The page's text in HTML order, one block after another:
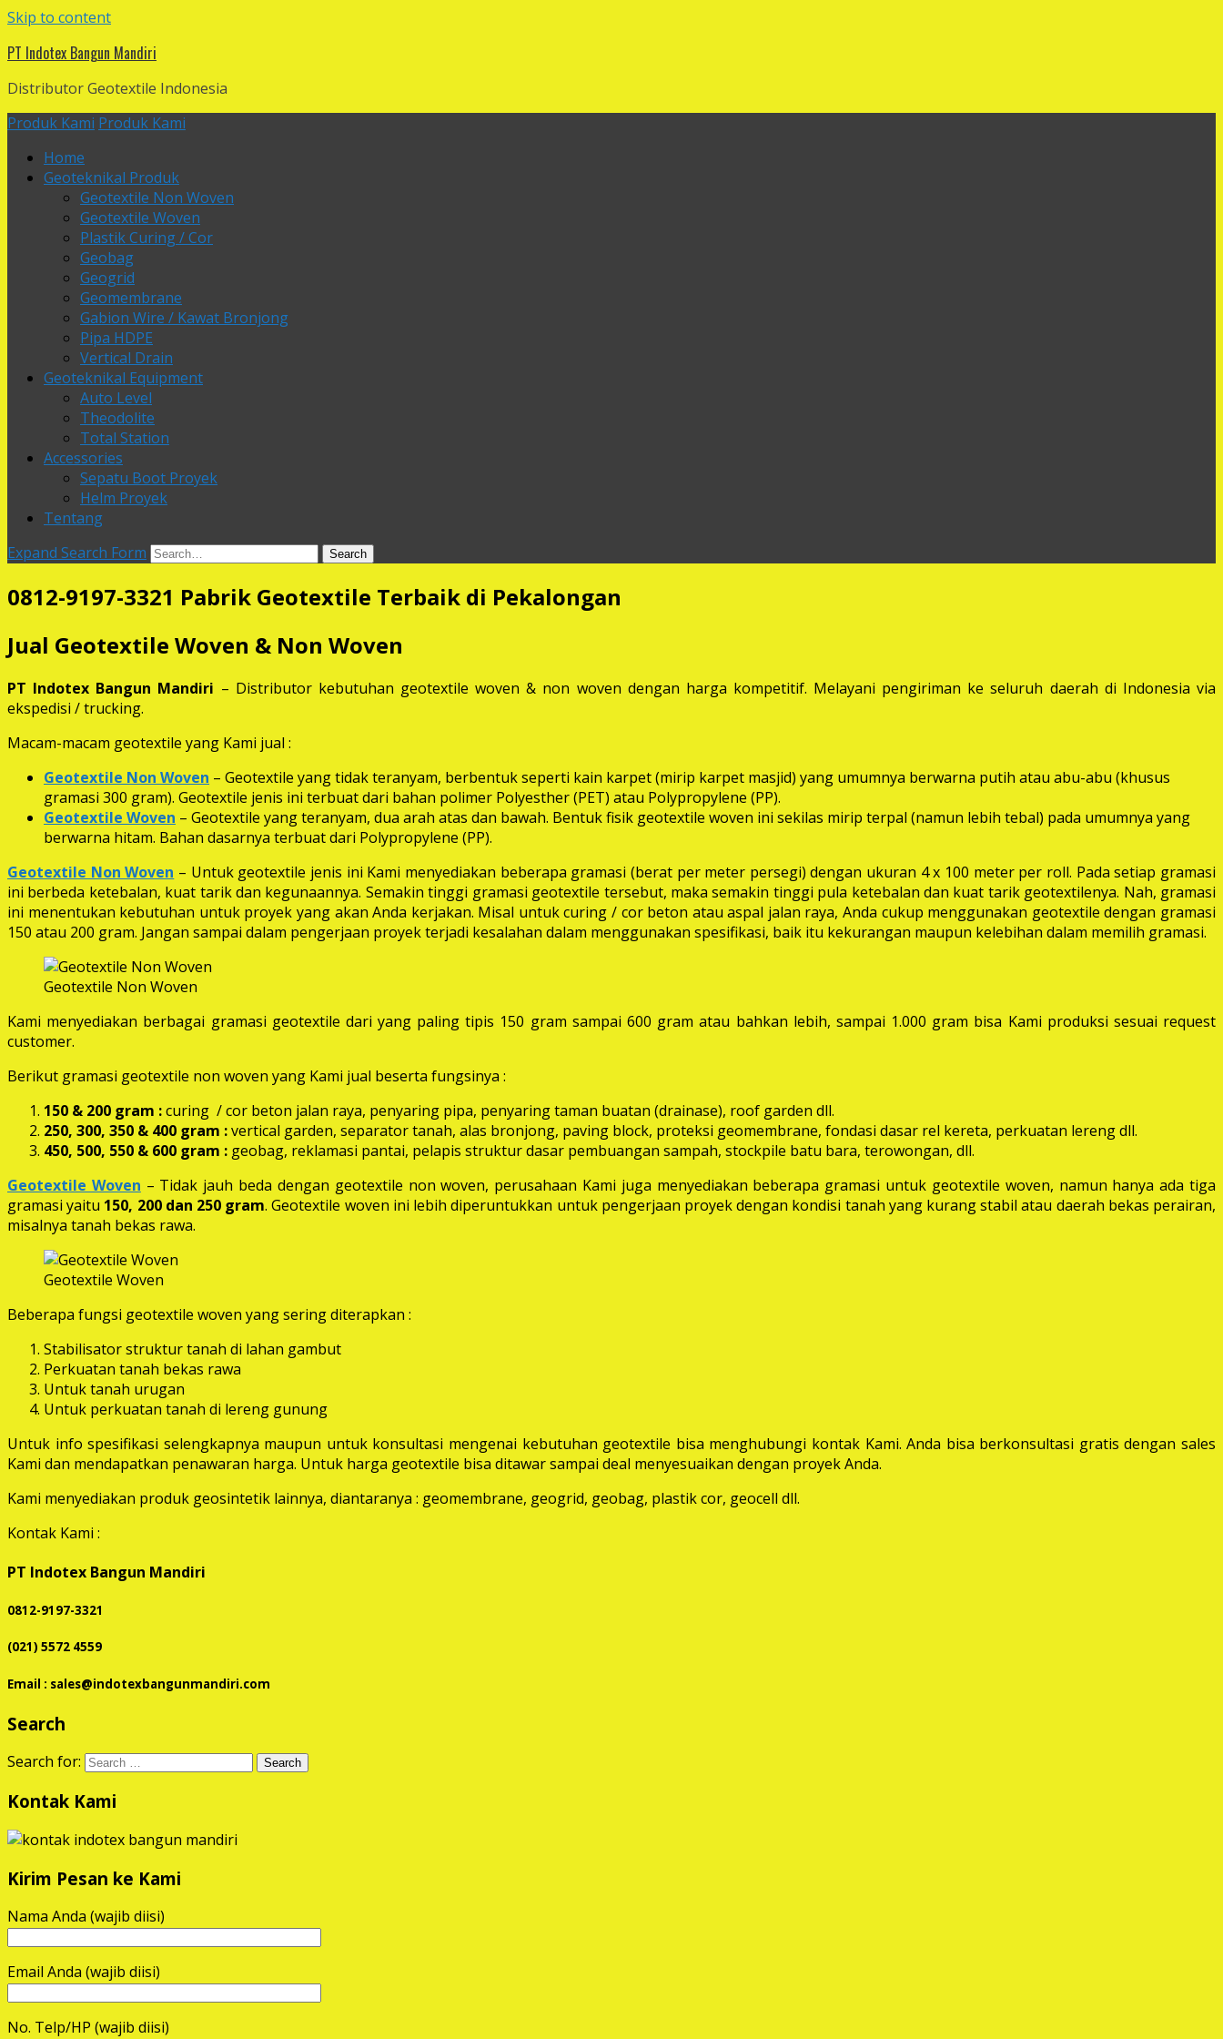
Skip to content
PT Indotex Bangun Mandiri
Distributor Geotextile Indonesia
Produk Kami Produk Kami
Home
Geoteknikal Produk
Geotextile Non Woven
Geotextile Woven
Plastik Curing / Cor
Geobag
Geogrid
Geomembrane
Gabion Wire / Kawat Bronjong
Pipa HDPE
Vertical Drain
Geoteknikal Equipment
Auto Level
Theodolite
Total Station
Accessories
Sepatu Boot Proyek
Helm Proyek
Tentang
Expand Search Form
Search
0812-9197-3321 Pabrik Geotextile Terbaik di Pekalongan
Jual Geotextile Woven & Non Woven
PT Indotex Bangun Mandiri – Distributor kebutuhan geotextile woven & non woven dengan harga kompetitif. Melayani pengiriman ke seluruh daerah di Indonesia via
ekspedisi / trucking.
Macam-macam geotextile yang Kami jual :
Geotextile Non Woven – Geotextile yang tidak teranyam, berbentuk seperti kain karpet (mirip karpet masjid) yang umumnya berwarna putih atau abu-abu (khusus
gramasi 300 gram). Geotextile jenis ini terbuat dari bahan polimer Polyesther (PET) atau Polypropylene (PP).
Geotextile Woven – Geotextile yang teranyam, dua arah atas dan bawah. Bentuk fisik geotextile woven ini sekilas mirip terpal (namun lebih tebal) pada umumnya yang
berwarna hitam. Bahan dasarnya terbuat dari Polypropylene (PP).
Geotextile Non Woven – Untuk geotextile jenis ini Kami menyediakan beberapa gramasi (berat per meter persegi) dengan ukuran 4 x 100 meter per roll. Pada setiap gramasi
ini berbeda ketebalan, kuat tarik dan kegunaannya. Semakin tinggi gramasi geotextile tersebut, maka semakin tinggi pula ketebalan dan kuat tarik geotextilenya. Nah, gramasi
ini menentukan kebutuhan untuk proyek yang akan Anda kerjakan. Misal untuk curing / cor beton atau aspal jalan raya, Anda cukup menggunakan geotextile dengan gramasi
150 atau 200 gram. Jangan sampai dalam pengerjaan proyek terjadi kesalahan dalam menggunakan spesifikasi, baik itu kekurangan maupun kelebihan dalam memilih gramasi.
Geotextile Non Woven
Kami menyediakan berbagai gramasi geotextile dari yang paling tipis 150 gram sampai 600 gram atau bahkan lebih, sampai 1.000 gram bisa Kami produksi sesuai request
customer.
Berikut gramasi geotextile non woven yang Kami jual beserta fungsinya :
150 & 200 gram :curing / cor beton jalan raya, penyaring pipa, penyaring taman buatan (drainase), roof garden dll.
250, 300, 350 & 400 gram :vertical garden, separator tanah, alas bronjong, paving block, proteksi geomembrane, fondasi dasar rel kereta, perkuatan lereng dll.
450, 500, 550 & 600 gram : geobag, reklamasi pantai, pelapis struktur dasar pembuangan sampah, stockpile batu bara, terowongan, dll.
Geotextile Woven – Tidak jauh beda dengan geotextile non woven, perusahaan Kami juga menyediakan beberapa gramasi untuk geotextile woven, namun hanya ada tiga
gramasi yaitu 150, 200 dan 250 gram. Geotextile woven ini lebih diperuntukkan untuk pengerjaan proyek dengan kondisi tanah yang kurang stabil atau daerah bekas perairan,
misalnya tanah bekas rawa.
Geotextile Woven
Beberapa fungsi geotextile woven yang sering diterapkan :
Stabilisator struktur tanah di lahan gambut
Perkuatan tanah bekas rawa
Untuk tanah urugan
Untuk perkuatan tanah di lereng gunung
Untuk info spesifikasi selengkapnya maupun untuk konsultasi mengenai kebutuhan geotextile bisa menghubungi kontak Kami. Anda bisa berkonsultasi gratis dengan sales
Kami dan mendapatkan penawaran harga. Untuk harga geotextile bisa ditawar sampai deal menyesuaikan dengan proyek Anda.
Kami menyediakan produk geosintetik lainnya, diantaranya : geomembrane, geogrid, geobag, plastik cor, geocell dll.
Kontak Kami :
PT Indotex Bangun Mandiri
0812-9197-3321
(021) 5572 4559
Email : sales@indotexbangunmandiri.com
Search
Search for:
Kontak Kami
Kirim Pesan ke Kami
Nama Anda (wajib diisi)
Email Anda (wajib diisi)
No. Telp/HP (wajib diisi)